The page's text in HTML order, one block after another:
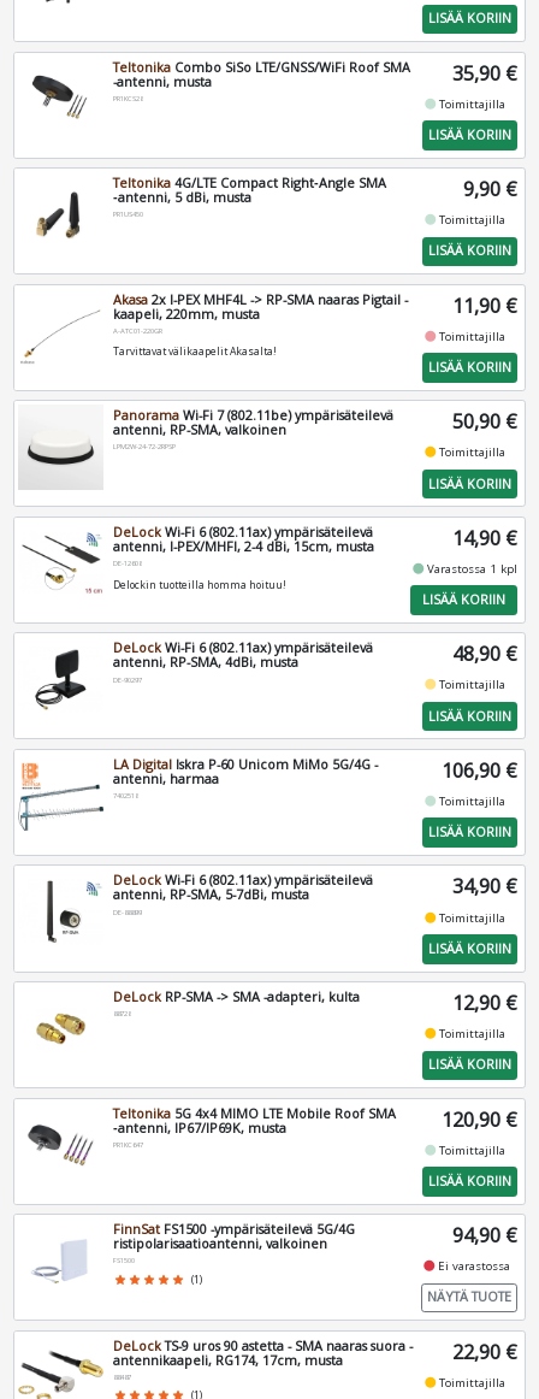
LISÄÄ KORIIN
Teltonika Combo SiSo LTE/GNSS/WiFi Roof SMA
-antenni, musta
PR1KCS28
35,90 €
fiber_manual_recordToimittajilla
LISÄÄ KORIIN
Teltonika 4G/LTE Compact Right‑Angle SMA
‑antenni, 5 dBi, musta
PR1US450
9,90 €
fiber_manual_recordToimittajilla
LISÄÄ KORIIN
Akasa 2x I-PEX MHF4L -> RP-SMA naaras Pigtail -
kaapeli, 220mm, musta
A-ATC01-220GR
Tarvittavat välikaapelit Akasalta!
11,90 €
fiber_manual_recordToimittajilla
LISÄÄ KORIIN
Panorama Wi-Fi 7 (802.11be) ympärisäteilevä
antenni, RP-SMA, valkoinen
LPM2W-24-72-2RPSP
50,90 €
fiber_manual_recordToimittajilla
LISÄÄ KORIIN
DeLock Wi-Fi 6 (802.11ax) ympärisäteilevä
antenni, I-PEX/MHFI, 2-4 dBi, 15cm, musta
DE-12608
Delockin tuotteilla homma hoituu!
14,90 €
fiber_manual_recordVarastossa 1 kpl
LISÄÄ KORIIN
DeLockWi-Fi 6 (802.11ax) ympärisäteilevä
antenni, RP-SMA, 4dBi, musta
DE-90297
48,90 €
fiber_manual_recordToimittajilla
LISÄÄ KORIIN
LA Digital Iskra P-60 Unicom MiMo 5G/4G -
antenni, harmaa
7402518
106,90 €
fiber_manual_recordToimittajilla
LISÄÄ KORIIN
DeLockWi-Fi 6 (802.11ax) ympärisäteilevä
antenni, RP-SMA, 5-7dBi, musta
DE-88899
34,90 €
fiber_manual_recordToimittajilla
LISÄÄ KORIIN
DeLockRP-SMA -> SMA -adapteri, kulta
88728 12,90 €
fiber_manual_recordToimittajilla
LISÄÄ KORIIN
Teltonika 5G 4x4 MIMO LTE Mobile Roof SMA
‑antenni, IP67/IP69K, musta
PR1KC647
120,90 €
fiber_manual_recordToimittajilla
LISÄÄ KORIIN
FinnSat FS1500 -ympärisäteilevä 5G/4G
ristipolarisaatioantenni, valkoinen
FS1500
star star star star star (1)
94,90 €
fiber_manual_record Ei varastossa
NÄYTÄ TUOTE
DeLockTS-9 uros 90 astetta - SMA naaras suora -
antennikaapeli, RG174, 17cm, musta
88487
star star star star star (1)
22,90 €
fiber_manual_recordToimittajilla